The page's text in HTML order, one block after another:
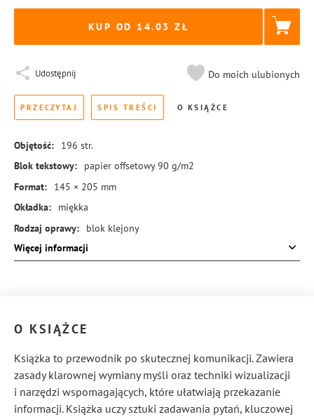
KUP OD 14.03
Udostępnij Do moich ulubionych
PRZECZYTAJ SPIS TREŚCI O KSIĄŻCE
Objętość: 196 str.
Blok tekstowy:
papier offsetowy 90 g/m2
Format:
145 × 205 mm
Okładka:
miękka
Rodzaj oprawy:
blok klejony
ISBN:
978-83-8384-061-1
Więcej informacji
O KSIĄŻCE
Książka to przewodnik po skutecznej komunikacji. Zawiera
zasady klarownej wymiany myśli oraz techniki wizualizacji
i narzędzi wspomagających, które ułatwiają przekazanie
informacji. Książka uczy sztuki zadawania pytań, kluczowej